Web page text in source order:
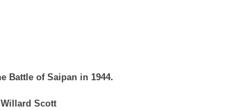
Battle of Saipan in 1944.
Scott